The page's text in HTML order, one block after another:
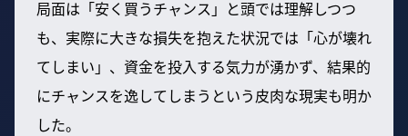
局面は「安く買うチャンス」と頭では理解しつつ
も、実際に大きな損失を抱えた状況では「心が壊れ
てしまい」、資金を投入する気力が湧かず、結果的
にチャンスを逸してしまうという皮肉な現実も明か
した。